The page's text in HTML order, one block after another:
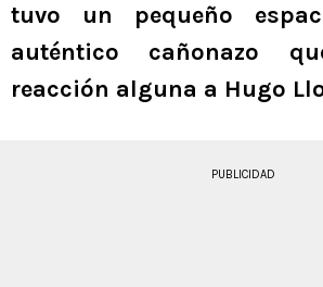
tuvo un pequeño
auténtico cañonazo
reacción alguna a Hugo
PUBLICIDAD